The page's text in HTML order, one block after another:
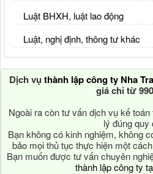
Luật BHXH, luật lao động
Luật, nghị định, thông tư khác
Dịch vụ thành lập công ty Nha
giá chỉ từ
Ngoài ra còn tư vấn dịch vụ kế
lý đúng quy
Bạn không có kinh nghiệm, không
bảo mọi thủ tục thực hiện một
Bạn muốn được tư vấn chuyên
thành lập công ty